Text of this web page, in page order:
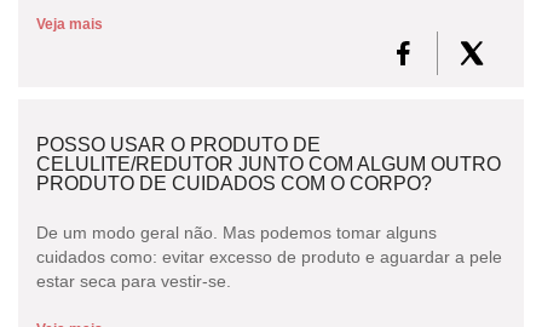
Veja mais
POSSO USAR O PRODUTO DE
CELULITE/REDUTOR JUNTO COM ALGUM OUTRO
PRODUTO DE CUIDADOS COM O CORPO?
De um modo geral não. Mas podemos tomar alguns
cuidados como: evitar excesso de produto e aguardar a pele
estar seca para vestir-se.